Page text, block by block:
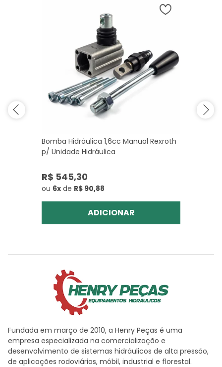
Bomba Hidráulica 1,6cc Manual Rexroth
p/ Unidade Hidráulica
R$ 545,30
ou 6x de R$ 90,88
ADICIONAR
Fundada em março de 2010, a Henry Peças é uma
empresa especializada na comercialização e
desenvolvimento de sistemas hidráulicos de alta pressão,
de aplicações rodoviárias, móbil, industrial e florestal.